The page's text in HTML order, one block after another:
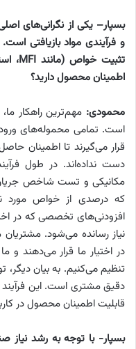
بسپار– یکی از نگرانی‌های
و فرآیندی مواد بازیافتی
تثبیت خواص (مانند MFI،
اطمینان محصول دارید؟
محمودی: مهم‌ترین راهکار
است. تمامی محموله‌های
قرار می‌گیرند تا اطمینان
دست نداده‌اند. در طول
که درصدی از خواص مورد
افزودنی‌های تخصصی که در
نیاز رسانده می‌شود. مشتریان
در اختیار ما قرار می‌دهند
تنظیم می‌کنیم. به بیان دیگر،
دقیق مشتری است. این
قابلیت اطمینان محصول در
بسپار- با توجه به رشد نیاز